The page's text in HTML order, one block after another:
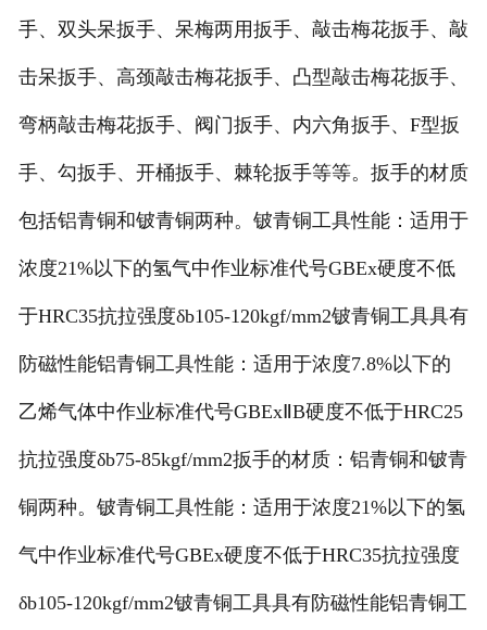
手、双头呆扳手、呆梅两用扳手、敲击梅花扳手、敲
击呆扳手、高颈敲击梅花扳手、凸型敲击梅花扳手、
弯柄敲击梅花扳手、阀门扳手、内六角扳手、F型扳
手、勾扳手、开桶扳手、棘轮扳手等等。扳手的材质
包括铝青铜和铍青铜两种。铍青铜工具性能：适用于
浓度21%以下的氢气中作业标准代号GBEx硬度不低
于HRC35抗拉强度δb105-120kgf/mm2铍青铜工具具有
防磁性能铝青铜工具性能：适用于浓度7.8%以下的
乙烯气体中作业标准代号GBExⅡB硬度不低于HRC25
抗拉强度δb75-85kgf/mm2扳手的材质：铝青铜和铍青
铜两种。铍青铜工具性能：适用于浓度21%以下的氢
气中作业标准代号GBEx硬度不低于HRC35抗拉强度
δb105-120kgf/mm2铍青铜工具具有防磁性能铝青铜工